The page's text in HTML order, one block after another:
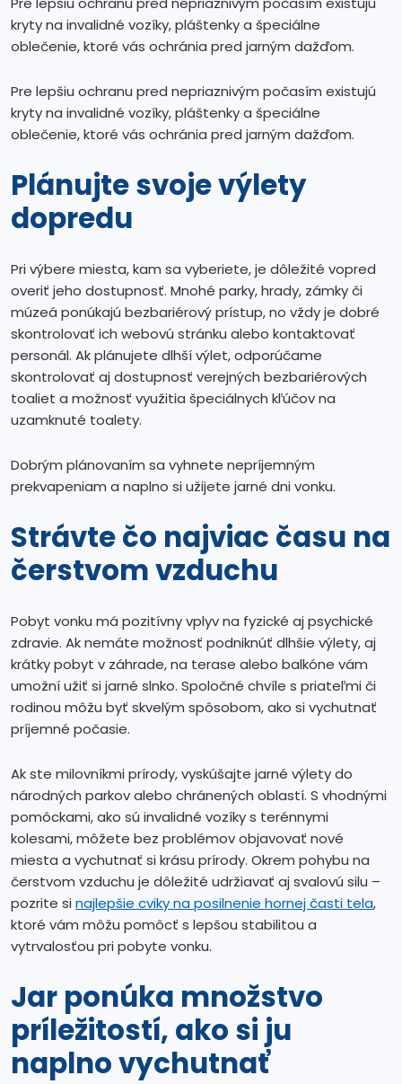
kryty na invalidné vozíky, pláštenky a špeciálne
oblečenie, ktoré vás ochránia pred jarným dažďom.
Pre lepšiu ochranu pred nepriaznivým počasím existujú
kryty na invalidné vozíky, pláštenky a špeciálne
oblečenie, ktoré vás ochránia pred jarným dažďom.
Plánujte svoje výlety
dopredu
Pri výbere miesta, kam sa vyberiete, je dôležité vopred
overiť jeho dostupnosť. Mnohé parky, hrady, zámky či
múzeá ponúkajú bezbariérový prístup, no vždy je dobré
skontrolovať ich webovú stránku alebo kontaktovať
personál. Ak plánujete dlhší výlet, odporúčame
skontrolovať aj dostupnosť verejných bezbariérových
toaliet a možnosť využitia špeciálnych kľúčov na
uzamknuté toalety.
Dobrým plánovaním sa vyhnete nepríjemným
prekvapeniam a naplno si užijete jarné dni vonku.
Strávte čo najviac času na
čerstvom vzduchu
Pobyt vonku má pozitívny vplyv na fyzické aj psychické
zdravie. Ak nemáte možnosť podniknúť dlhšie výlety, aj
krátky pobyt v záhrade, na terase alebo balkóne vám
umožní užiť si jarné slnko. Spoločné chvíle s priateľmi či
rodinou môžu byť skvelým spôsobom, ako si vychutnať
príjemné počasie.
Ak ste milovníkmi prírody, vyskúšajte jarné výlety do
národných parkov alebo chránených oblastí. S vhodnými
pomôckami, ako sú invalidné vozíky s terénnymi
kolesami, môžete bez problémov objavovať nové
miesta a vychutnať si krásu prírody. Okrem pohybu na
čerstvom vzduchu je dôležité udržiavať aj svalovú silu –
pozrite si najlepšie cviky na posilnenie hornej časti tela,
ktoré vám môžu pomôcť s lepšou stabilitou a
vytrvalosťou pri pobyte vonku.
Jar ponúka množstvo
príležitostí, ako si ju
naplno vychutnať